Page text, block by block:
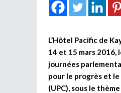
L’Hôtel Pacific de
14 et 15 mars 2016,
journées
pour le progrès et
(UPC), sous le thème